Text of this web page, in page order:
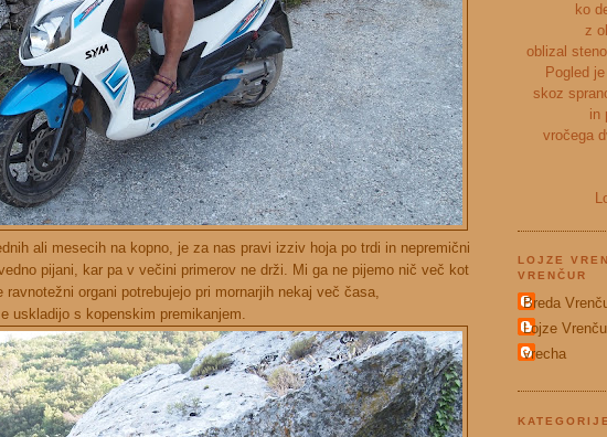
ali mesecih na kopno, je za nas pravi izziv hoja po trdi in nepremični
pijani, kar pa v večini primerov ne drži. Mi ga ne pijemo nič več kot
organi potrebujejo pri mornarjih nekaj več časa,
uskladijo s kopenskim premikanjem.
ko
z
oblizal
Pogled
skoz
in
vročega
LOJZE
VRENČUR
Breda
Lojze
vrecha